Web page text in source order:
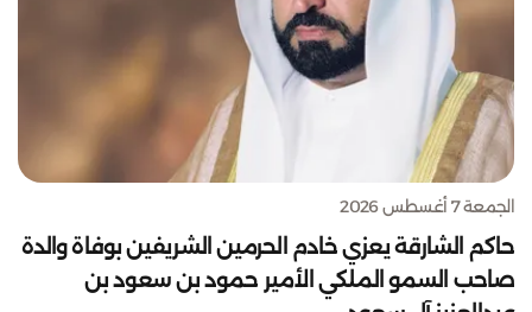
الجمعة 7 أغسطس 2026
حاكم الشارقة يعزي خادم الحرمين الشريفين بوفاة والدة
صاحب السمو الملكي الأمير حمود بن سعود بن